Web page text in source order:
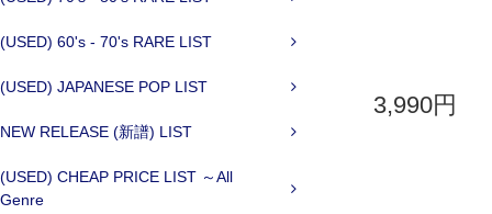
(USED) 60's - 70's RARE LIST
(USED) JAPANESE POP LIST
NEW RELEASE (新譜) LIST
(USED) CHEAP PRICE LIST ～All
Genre
3,990円